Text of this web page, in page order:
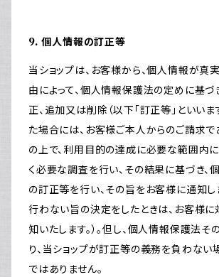
9. 個人情報の訂正等
当ショップは、お客様から、個人情報が真
由によって、個人情報保護法の定めに基
正、追加又は削除（以下「訂正等」といいま
た場合には、お客様ご本人からのご請求
の上で、利用目的の達成に必要な範囲内に
く必要な調査を行い、その結果に基づき、
の訂正等を行い、その旨をお客様に通知し
行わない旨の決定をしたときは、お客様に
知いたします。）。但し、個人情報保護法そ
り、当ショップが訂正等の義務を負わない
ではありません。